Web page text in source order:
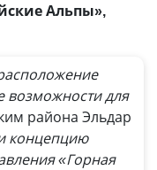
Альпы»,
возможности для
района Эльдар
концепцию
«Горная